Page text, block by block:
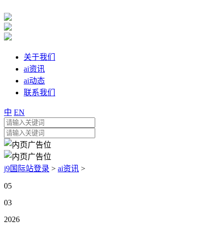
关于我们
ai资讯
ai动态
联系我们
中 EN
j9国际站登录 > ai资讯 >
05
03
2026